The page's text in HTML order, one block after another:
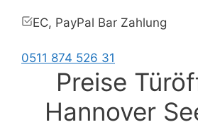
EC, PayPal Bar Zahlung
0511 874 526 31
Preise
Hannover